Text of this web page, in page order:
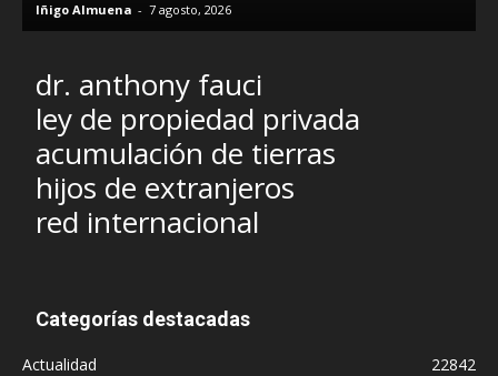
Iñigo Almuena - 7 agosto, 2026
dr. anthony fauci
ley de propiedad privada
acumulación de tierras
hijos de extranjeros
red internacional
Categorías destacadas
Actualidad
22842